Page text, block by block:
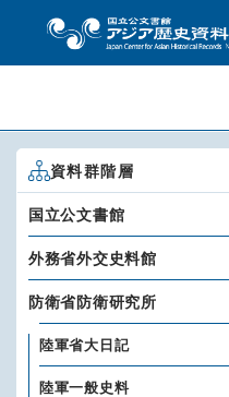
資料群階層
国立公文書館
外務省外交史料館
防衛省防衛研究所
陸軍省大日記
陸軍一般史料